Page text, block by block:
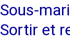
Sous-
Sortir et